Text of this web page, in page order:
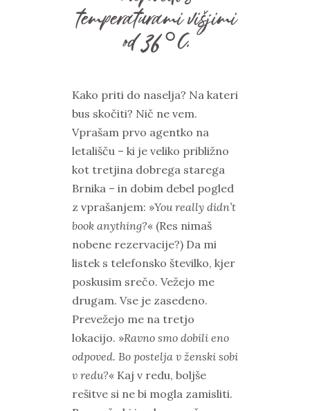
temperaturami višjimi
od 36 °C.
Kako priti do naselja? Na kateri
bus skočiti? Nič ne vem.
Vprašam prvo agentko na
letališču – ki je veliko približno
kot tretjina dobrega starega
Brnika – in dobim debel pogled
z vprašanjem: »You really didn’t
book anything?« (Res nimaš
nobene rezervacije?) Da mi
listek s telefonsko številko, kjer
poskusim srečo. Vežejo me
drugam. Vse je zasedeno.
Prevežejo me na tretjo
lokacijo. »Ravno smo dobili eno
odpoved. Bo postelja v ženski sobi
v redu?« Kaj v redu, boljše
rešitve si ne bi mogla zamisliti.